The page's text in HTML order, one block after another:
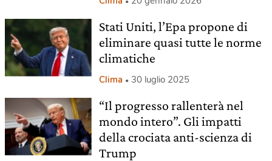
Stati Uniti, l’Epa propone di
eliminare quasi tutte le norme
climatiche
Clima 30 luglio 2025
“Il progresso rallenterà nel
mondo intero”. Gli impatti
della crociata anti-scienza di
Trump